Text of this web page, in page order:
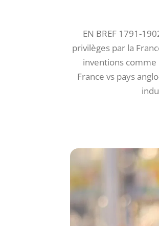
EN BREF 1791-
privilèges par la
inventions
France vs pays